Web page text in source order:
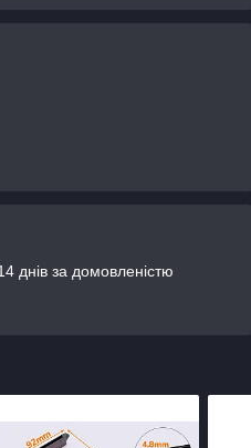
днів за домовленістю